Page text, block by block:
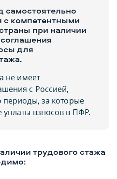
с компетентными
при наличии
для
не имеет
с Россией,
периоды, за которые
уплаты взносов в ПФР.
трудового стажа